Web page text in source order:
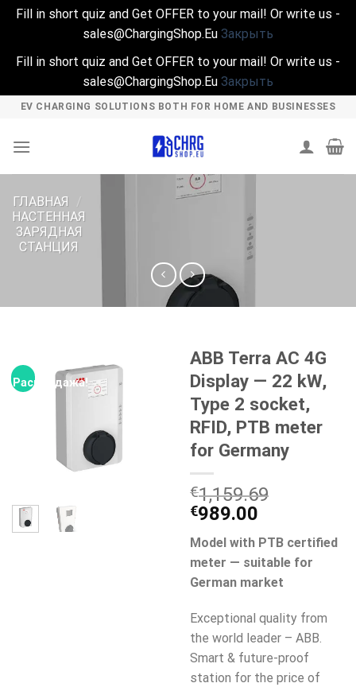
Fill in short quiz and Get OFFER to your mail! Or write us -
sales@ChargingShop.Eu Закрыть
Fill in short quiz and Get OFFER to your mail! Or write us -
sales@ChargingShop.Eu Закрыть
Skip
content
EV CHARGING SOLUTIONS BOTH FOR HOME AND BUSINESSES
ГЛАВНАЯ
/
НАСТЕННАЯ
ЗАРЯДНАЯ
СТАНЦИЯ
Распродажа!
ABB Terra AC 4G
Display — 22 kW,
Type 2 socket,
RFID, PTB meter
for Germany
€1,159.69
Первоначальная
цена
составляла
€1,159.69.
€989.00
цена:
€989.00.
Model with PTB certified
meter — suitable for
German market
Exceptional quality from
the world leader – ABB.
Smart & future-proof
station for the price of